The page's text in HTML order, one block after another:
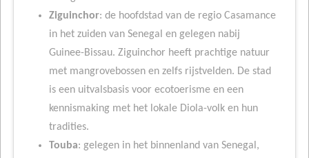
Ziguinchor: de hoofdstad van de regio Casamance
in het zuiden van Senegal en gelegen nabij
Guinee-Bissau. Ziguinchor heeft prachtige natuur
met mangrovebossen en zelfs rijstvelden. De stad
is een uitvalsbasis voor ecotoerisme en een
kennismaking met het lokale Diola-volk en hun
tradities.
Touba: gelegen in het binnenland van Senegal,